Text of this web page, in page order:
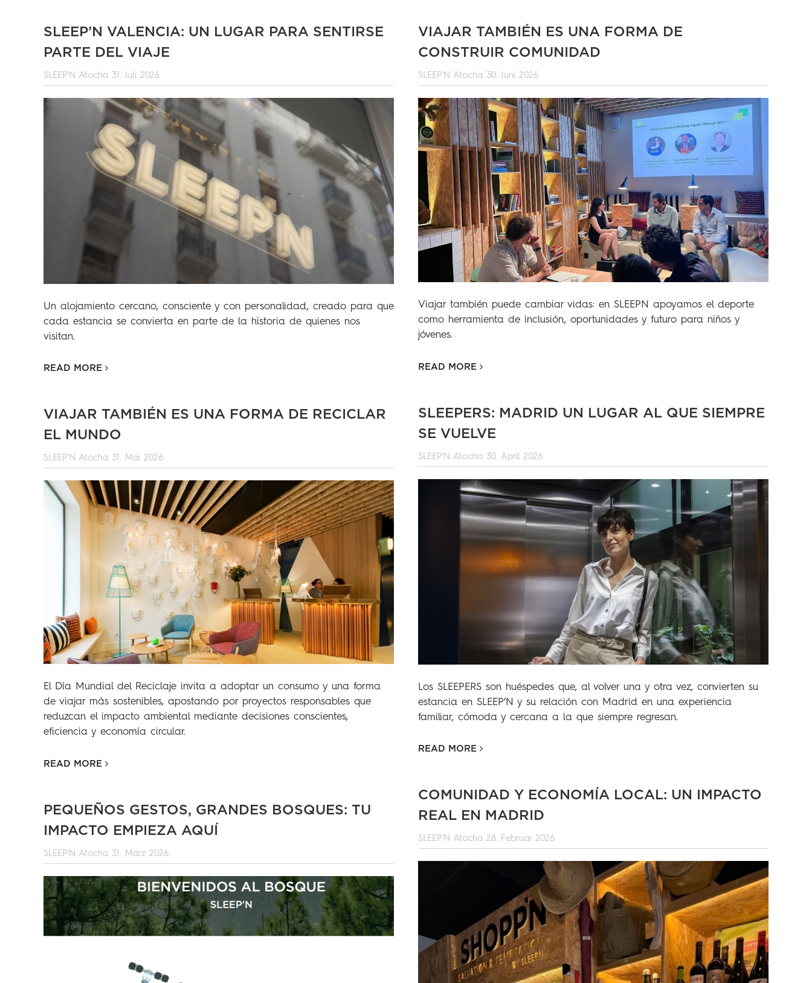
SLEEP’N VALENCIA: UN LUGAR PARA SENTIRSE
PARTE DEL VIAJE
SLEEP'N Atocha 31. Juli 2026
Un alojamiento cercano, consciente y con personalidad, creado para que
cada estancia se convierta en parte de la historia de quienes nos
visitan.
READ MORE
VIAJAR TAMBIÉN ES UNA FORMA DE
CONSTRUIR COMUNIDAD
SLEEP'N Atocha 30. Juni 2026
Viajar también puede cambiar vidas: en SLEEPN apoyamos el deporte
como herramienta de inclusión, oportunidades y futuro para niños y
jóvenes.
READ MORE
VIAJAR TAMBIÉN ES UNA FORMA DE RECICLAR
EL MUNDO
SLEEP'N Atocha 31. Mai 2026
El Día Mundial del Reciclaje invita a adoptar un consumo y una forma
de viajar más sostenibles, apostando por proyectos responsables que
reduzcan el impacto ambiental mediante decisiones conscientes,
eficiencia y economía circular.
READ MORE
SLEEPERS: MADRID UN LUGAR AL QUE SIEMPRE
SE VUELVE
SLEEP'N Atocha 30. April 2026
Los SLEEPERS son huéspedes que, al volver una y otra vez, convierten su
estancia en SLEEP’N y su relación con Madrid en una experiencia
familiar, cómoda y cercana a la que siempre regresan.
READ MORE
PEQUEÑOS GESTOS, GRANDES BOSQUES: TU
IMPACTO EMPIEZA AQUÍ
SLEEP'N Atocha 31. März 2026
COMUNIDAD Y ECONOMÍA LOCAL: UN IMPACTO
REAL EN MADRID
SLEEP'N Atocha 28. Februar 2026